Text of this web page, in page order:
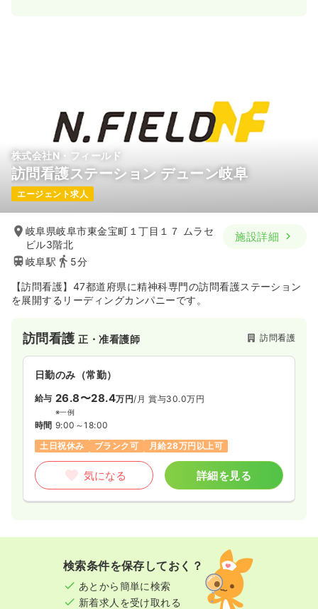
気になる 詳細を見る
日勤のみ（パート）
給与 時給1,350〜1,500
時間 9:00～18:00（休憩60分）
時給1,500円以上可
気になる
株式会社N・フィールド
訪問看護ステーション デューン岐阜
エージェント求人
岐阜県岐阜市東金宝町１丁目１７ ムラセ
ビル3階北
岐阜駅
5分
施設詳細
【訪問看護】47都道府県に精神科専門の訪問看護ステーション
を展開するリーディングカンパニーです。
訪問看護正・准看護師 訪問看護
日勤のみ（常勤）
給与 26.8〜28.4万円/月 賞与30.0万円
※一例
時間 9:00～18:00
土日祝休み
ブランク可 月給28万円以上可
気になる 詳細を見る
検索条件を保存しておく？
あとから簡単に検索
新着求人を受け取れる